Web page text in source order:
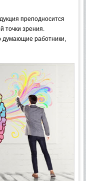
преподносится
зрения.
работники,